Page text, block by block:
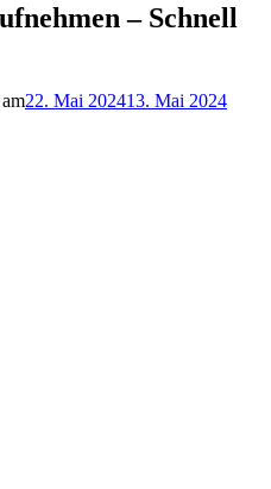
– Schnell
22. Mai 202413. Mai 2024